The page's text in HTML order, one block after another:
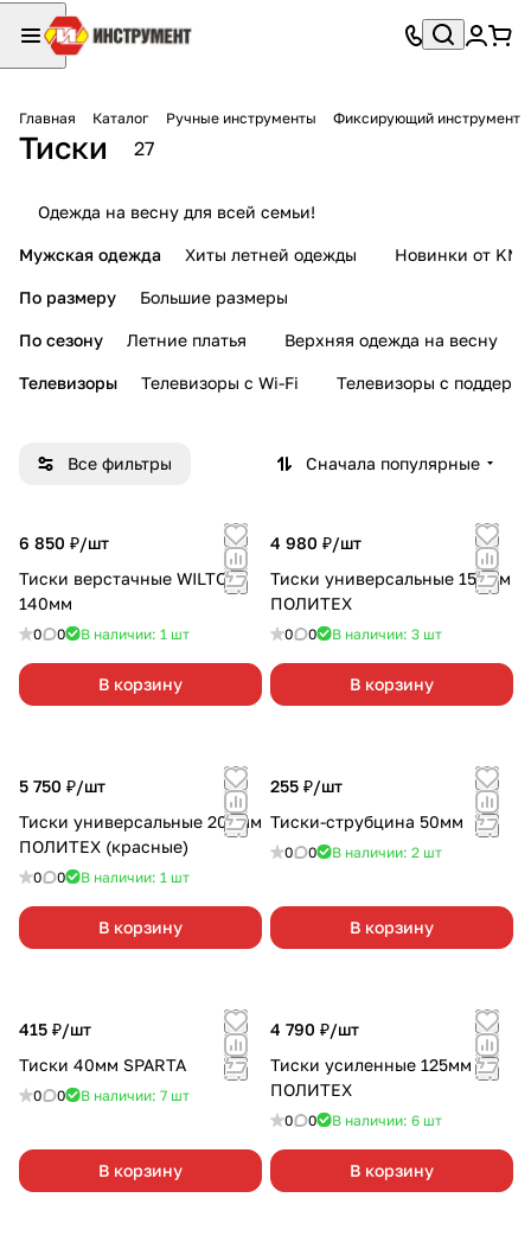
Главная Каталог Ручные инструменты Фиксирующий инструмент
Тиски 27
Одежда на весну для всей семьи!
Мужская одежда Хиты летней одежды Новинки от KMI
По размеру Большие размеры
По сезону Летние платья Верхняя одежда на весну
Телевизоры Телевизоры с Wi-Fi Телевизоры с
Все фильтры Сначала популярные
6 850 ₽/шт
Тиски верстачные WILTON
140мм
0 0 В наличии: 1 шт
В корзину
4 980 ₽/шт
Тиски универсальные 150мм
ПОЛИТЕХ
0 0 В наличии: 3 шт
В корзину
5 750 ₽/шт
Тиски универсальные 200мм
ПОЛИТЕХ (красные)
0 0 В наличии: 1 шт
В корзину
255 ₽/шт
Тиски-струбцина 50мм
0 0 В наличии: 2 шт
В корзину
415 ₽/шт
Тиски 40мм SPARTA
0 0 В наличии: 7 шт
В корзину
4 790 ₽/шт
Тиски усиленные 125мм
ПОЛИТЕХ
0 0 В наличии: 6 шт
В корзину